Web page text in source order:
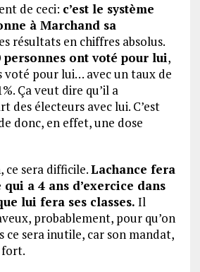
de ceci: c’est le système
à Marchand sa
résultats en chiffres absolus.
personnes ont voté pour lui,
voté pour lui… avec un taux de
Ça veut dire qu’il a
des électeurs avec lui. C’est
donc, en effet, une dose
ce sera difficile.Lachance fera
a 4 ans d’exercice dans
lui fera ses classes. Il
probablement, pour qu’on
ce sera inutile, car son mandat,
fort.